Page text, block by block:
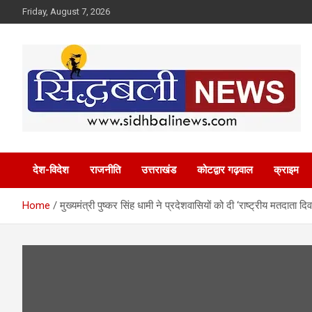
to
Friday, August 7, 2026
Sidhbali News
देश-विदेश राजनीति उत्तराखंड कोटद्वार गढ़वाल क्राइम
Home मुख्यमंत्री पुष्कर सिंह धामी ने प्रदेशवासियों को दी ‘राष्ट्रीय मतदाता